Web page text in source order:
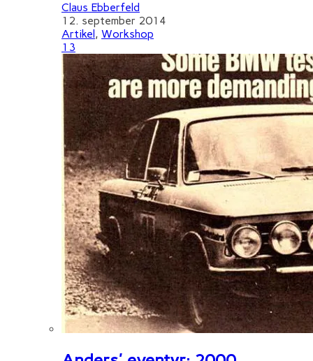
Claus Ebberfeld
12. september 2014
Artikel , Workshop
13